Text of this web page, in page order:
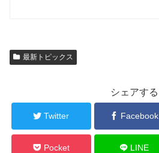
最新トピックス
シェアする
Twitter Facebook
Pocket LINE